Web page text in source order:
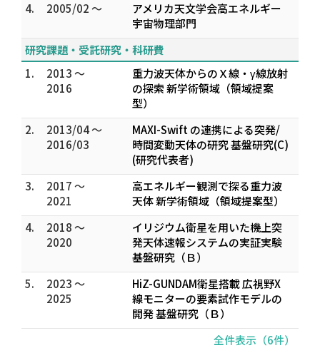
4.
2005/02 ～
アメリカ天文学会高エネルギー
宇宙物理部門
研究課題・受託研究・科研費
1.
2013 ～
2016
重力波天体からのＸ線・γ線放射
の探索 新学術領域（領域提案
型）
2.
2013/04 ～
2016/03
MAXI-Swift の連携による突発/
時間変動天体の研究 基盤研究(C)
(研究代表者)
3.
2017 ～
2021
高エネルギー観測で探る重力波
天体 新学術領域（領域提案型）
4.
2018 ～
2020
イリジウム衛星を用いた機上突
発天体速報システムの実証実験
基盤研究（Ｂ）
5.
2023 ～
2025
HiZ-GUNDAM衛星搭載 広視野X
線モニターの要素試作モデルの
開発 基盤研究（Ｂ）
全件表示（6件）